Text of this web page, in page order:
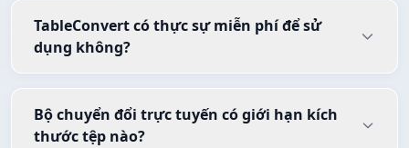
TableConvert có thực sự miễn phí để sử
dụng không?
Bộ chuyển đổi trực tuyến có giới hạn kích
thước tệp nào?